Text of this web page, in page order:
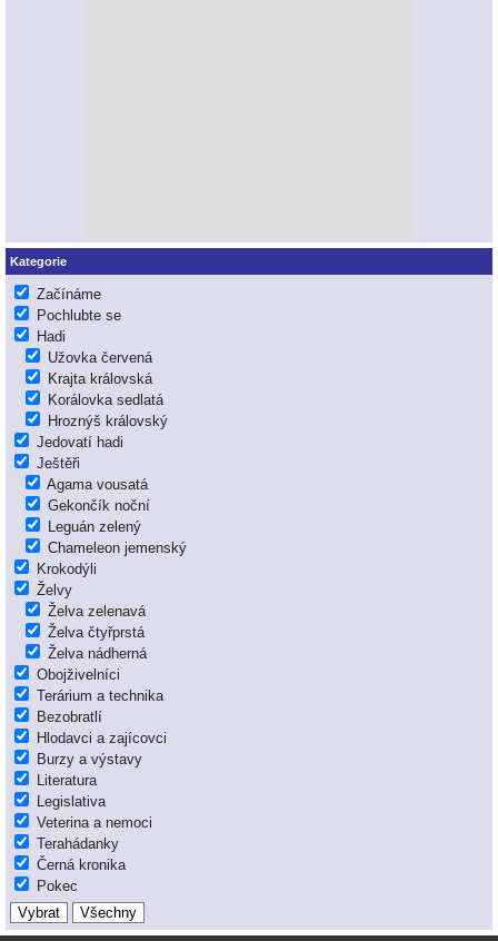
Kategorie
Začínáme
Pochlubte se
Hadi
Užovka červená
Krajta královská
Korálovka sedlatá
Hroznýš královský
Jedovatí hadi
Ještěři
Agama vousatá
Gekončík noční
Leguán zelený
Chameleon jemenský
Krokodýli
Želvy
Želva zelenavá
Želva čtyřprstá
Želva nádherná
Obojživelníci
Terárium a technika
Bezobratlí
Hlodavci a zajícovci
Burzy a výstavy
Literatura
Legislativa
Veterina a nemoci
Terahádanky
Černá kronika
Pokec